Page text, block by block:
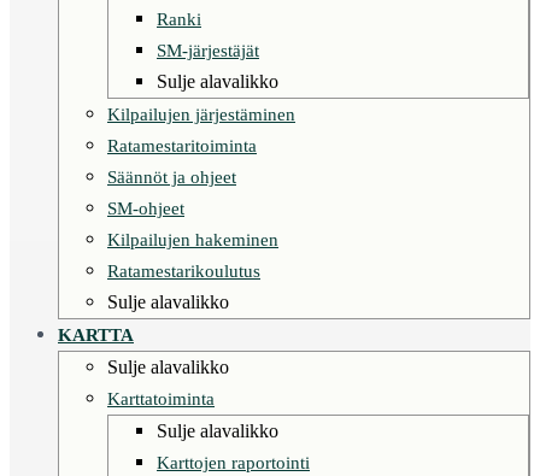
Ranki
SM-järjestäjät
Sulje alavalikko
Kilpailujen järjestäminen
Ratamestaritoiminta
Säännöt ja ohjeet
SM-ohjeet
Kilpailujen hakeminen
Ratamestarikoulutus
Sulje alavalikko
KARTTA
Sulje alavalikko
Karttatoiminta
Sulje alavalikko
Karttojen raportointi